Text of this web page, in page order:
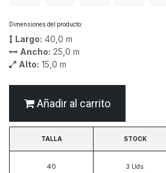
Dimensiones del producto:
Largo: 40,0 m
Ancho: 25,0 m
Alto: 15,0 m
Añadir al carrito
TALLA STOCK
40 3 Uds.